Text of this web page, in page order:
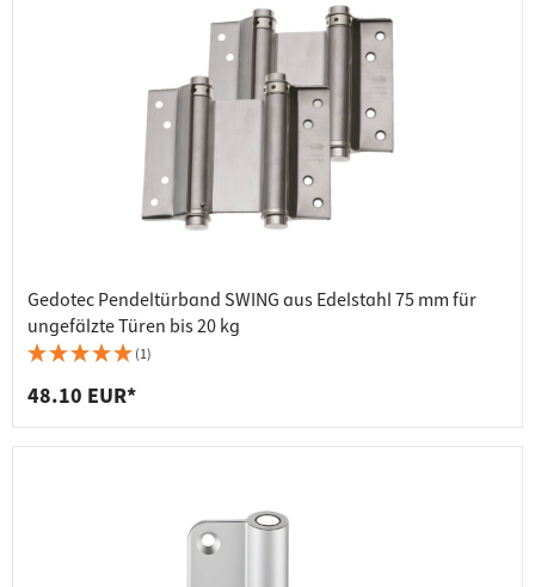
Gedotec Pendeltürband SWING aus Edelstahl 75 mm für
ungefälzte Türen bis 20 kg
(1)
48.10 EUR*